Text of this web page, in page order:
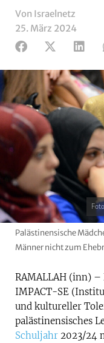
Von Israelnetz
25. März 2024
Palästinensische
Männer nicht zum
RAMALLAH (inn) –
IMPACT-SE
und kultureller
palästinensisches
Schuljahr 2023/24